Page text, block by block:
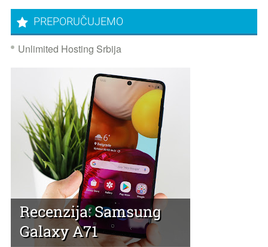
PREPORUČUJEMO
Unlimited Hosting Srbija
Recenzija: Samsung
Galaxy A71